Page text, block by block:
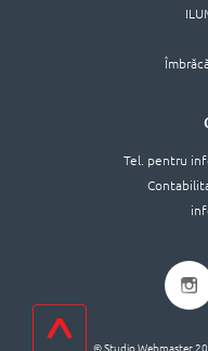
Tel. pentru
© Studio
^